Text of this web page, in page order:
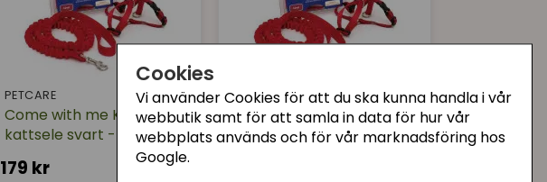
Cookies
Vi använder Cookies för att du ska kunna handla i vår
webbutik samt för att samla in data för hur vår
webbplats används och för vår marknadsföring hos
Google.
PETCARE
Come with me Kitty
kattsele svart - Large
179 kr Köp
PETCARE
Come with me Kitty
kattsele svart - Small